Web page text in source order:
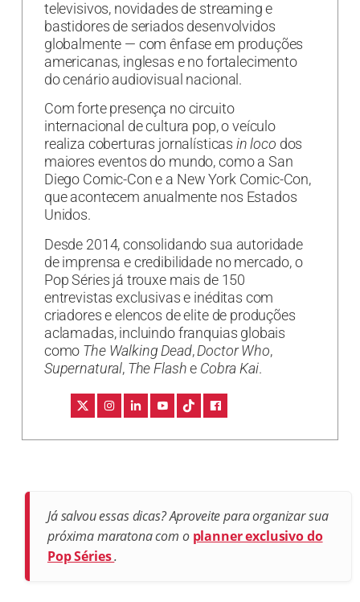
televisivos, novidades de streaming e
bastidores de seriados desenvolvidos
globalmente — com ênfase em produções
americanas, inglesas e no fortalecimento
do cenário audiovisual nacional.
Com forte presença no circuito
internacional de cultura pop, o veículo
realiza coberturas jornalísticas in loco dos
maiores eventos do mundo, como a San
Diego Comic-Con e a New York Comic-Con,
que acontecem anualmente nos Estados
Unidos.
Desde 2014, consolidando sua autoridade
de imprensa e credibilidade no mercado, o
Pop Séries já trouxe mais de 150
entrevistas exclusivas e inéditas com
criadores e elencos de elite de produções
aclamadas, incluindo franquias globais
como The Walking Dead,Doctor Who,
Supernatural, The Flashe Cobra Kai.
Já salvou essas dicas? Aproveite para organizar sua
próxima maratona com o planner exclusivo do
Pop Séries.